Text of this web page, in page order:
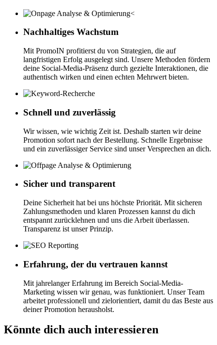
Nachhaltiges Wachstum
Mit PromoIN profitierst du von Strategien, die auf
langfristigen Erfolg ausgelegt sind. Unsere Methoden fördern
deine Social-Media-Präsenz durch gezielte Interaktionen, die
authentisch wirken und einen echten Mehrwert bieten.
Schnell und zuverlässig
Wir wissen, wie wichtig Zeit ist. Deshalb starten wir deine
Promotion sofort nach der Bestellung. Schnelle Ergebnisse
und ein zuverlässiger Service sind unser Versprechen an dich.
Sicher und transparent
Deine Sicherheit hat bei uns höchste Priorität. Mit sicheren
Zahlungsmethoden und klaren Prozessen kannst du dich
entspannt zurücklehnen und uns die Arbeit überlassen.
Transparenz ist unser Prinzip.
Erfahrung, der du vertrauen kannst
Mit jahrelanger Erfahrung im Bereich Social-Media-
Marketing wissen wir genau, was funktioniert. Unser Team
arbeitet professionell und zielorientiert, damit du das Beste aus
deiner Promotion herausholst.
Könnte dich auch interessieren